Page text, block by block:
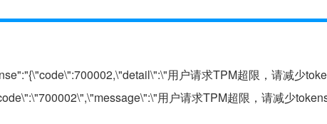
用户请求TPM超限，请减少
用户请求TPM超限，请减少